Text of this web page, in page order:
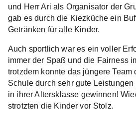
und Herr Ari als Organisator der
gab es durch die Kiezküche ein
Getränken für alle Kinder.
Auch sportlich war es ein voller
immer der Spaß und die Fairness
trotzdem konnte das jüngere Team
Schule durch sehr gute
in ihrer Altersklasse gewinnen!
strotzten die Kinder vor Stolz.